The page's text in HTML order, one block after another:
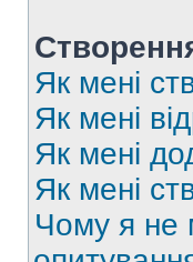
Як мені
Як мені
Як мені
Як мені
Чому я не